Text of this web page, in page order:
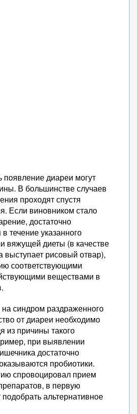
диареи могут
В большинстве случаев
проходят спустя
Если виновником стало
достаточно
течение указанного
вяжущей диеты (в качестве
выступает рисовый отвар),
соответствующими
веществами в
синдром раздраженного
от диареи необходимо
из причины такого
при выявлении
достаточно
пробиотики.
спровоцировал прием
в первую
альтернативное